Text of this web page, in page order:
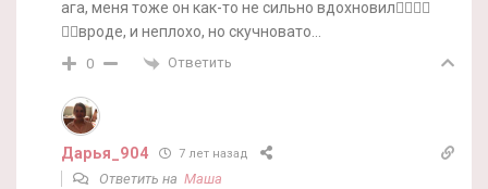
ага, меня тоже он как-то не сильно вдохновил🤷‍♀️🤷‍♀️
🤷‍♀️вроде, и неплохо, но скучновато…
0 Ответить
Дарья_904 7 лет назад
Ответить на Маша